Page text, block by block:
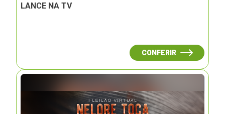
LANCE NA TV
CONFERIR